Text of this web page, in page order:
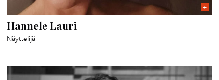
Hannele Lauri
Näyttelijä